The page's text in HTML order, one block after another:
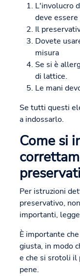
L'involucro
deve
Il
Dovete
misura
Se si è
di lattice.
Le mani
Se tutti questi
a indossarlo.
Come si
Per istruzioni
preservativo,
importanti,
È importante
giusta, in modo
e che si srotoli il
pene.